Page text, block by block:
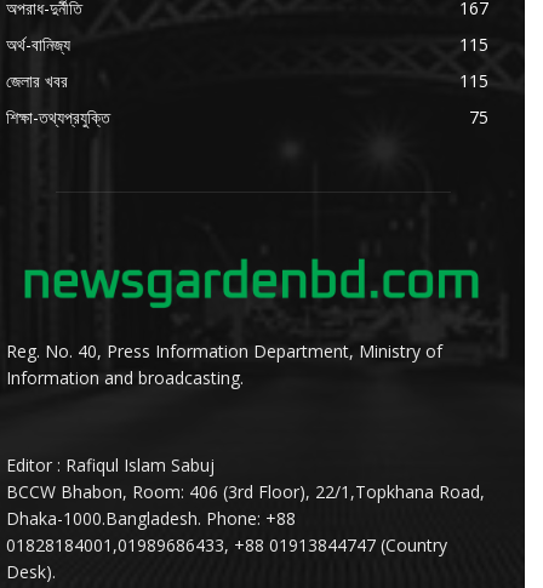
অপরাধ-দুর্নীতি
167
অর্থ-বানিজ্য
115
জেলার খবর
115
শিক্ষা-তথ্যপ্রযুক্তি
75
Reg. No. 40, Press Information Department, Ministry of
Information and broadcasting.
Editor : Rafiqul Islam Sabuj
BCCW Bhabon, Room: 406 (3rd Floor), 22/1,Topkhana Road,
Dhaka-1000.Bangladesh. Phone: +88
01828184001,01989686433, +88 01913844747 (Country
Desk).